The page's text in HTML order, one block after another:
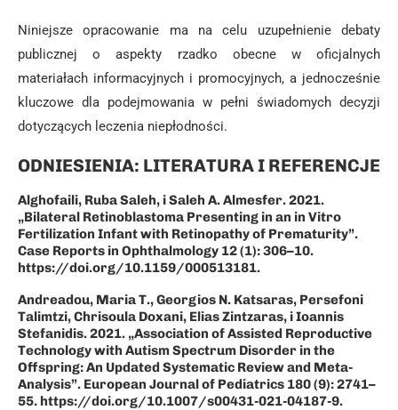
Niniejsze opracowanie ma na celu uzupełnienie debaty
publicznej o aspekty rzadko obecne w oficjalnych
materiałach informacyjnych i promocyjnych, a jednocześnie
kluczowe dla podejmowania w pełni świadomych decyzji
dotyczących leczenia niepłodności.
ODNIESIENIA: LITERATURA I REFERENCJE
Alghofaili, Ruba Saleh, i Saleh A. Almesfer. 2021.
„Bilateral Retinoblastoma Presenting in an in Vitro
Fertilization Infant with Retinopathy of Prematurity”.
Case Reports in Ophthalmology 12 (1): 306–10.
https://doi.org/10.1159/000513181.
Andreadou, Maria T., Georgios N. Katsaras, Persefoni
Talimtzi, Chrisoula Doxani, Elias Zintzaras, i Ioannis
Stefanidis. 2021. „Association of Assisted Reproductive
Technology with Autism Spectrum Disorder in the
Offspring: An Updated Systematic Review and Meta-
Analysis”. European Journal of Pediatrics 180 (9): 2741–
55. https://doi.org/10.1007/s00431-021-04187-9.